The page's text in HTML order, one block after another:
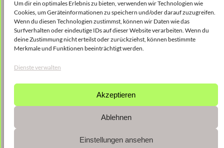
Um dir ein optimales Erlebnis zu bieten, verwenden wir Technologien wie
Cookies, um Geräteinformationen zu speichern und/oder darauf zuzugreifen.
Wenn du diesen Technologien zustimmst, können wir Daten wie das
Surfverhalten oder eindeutige IDs auf dieser Website verarbeiten. Wenn du
deine Zustimmung nicht erteilst oder zurückziehst, können bestimmte
Merkmale und Funktionen beeinträchtigt werden.
Dienste verwalten
Akzeptieren
Ablehnen
Einstellungen ansehen
Concerto (per) piccolo
5. Januar 2023
Vorherige Seite Nächste Seite →